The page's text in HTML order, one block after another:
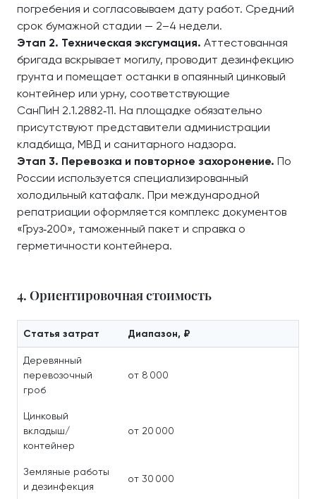
погребения и согласовываем дату работ. Средний
срок бумажной стадии — 2–4 недели.
Этап 2. Техническая эксгумация. Аттестованная
бригада вскрывает могилу, проводит дезинфекцию
грунта и помещает останки в опаянный цинковый
контейнер или урну, соответствующие
СанПиН 2.1.2882‑11. На площадке обязательно
присутствуют представители администрации
кладбища, МВД и санитарного надзора.
Этап 3. Перевозка и повторное захоронение. По
России используется специализированный
холодильный катафалк. При международной
репатриации оформляется комплекс документов
«Груз‑200», таможенный пакет и справка о
герметичности контейнера.
4. Ориентировочная стоимость
Статья затрат Диапазон, ₽
Деревянный
перевозочный
гроб
от 8 000
Цинковый
вкладыш/
контейнер
от 20 000
Земляные работы
и дезинфекция
от 30 000